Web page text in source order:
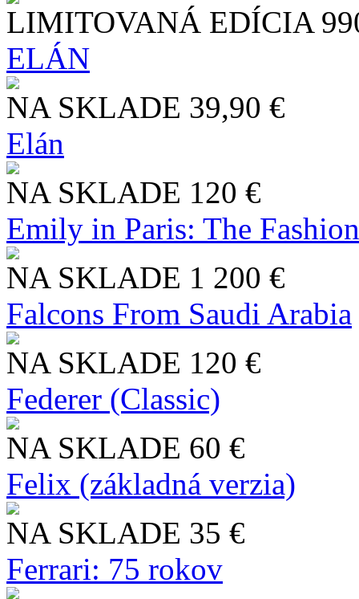
LIMITOVANÁ EDÍCIA
ELÁN
NA SKLADE 39,90 €
Elán
NA SKLADE 120 €
Emily in Paris: The
NA SKLADE 1 200 €
Falcons From Saudi Arabia
NA SKLADE 120 €
Federer (Classic)
NA SKLADE 60 €
Felix (základná verzia)
NA SKLADE 35 €
Ferrari: 75 rokov